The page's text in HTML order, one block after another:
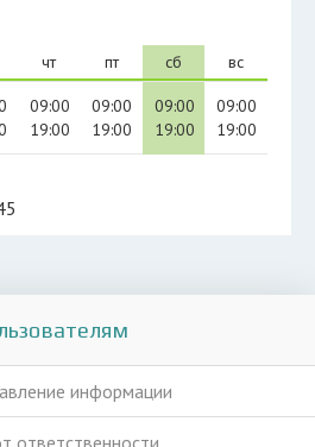
чт
09:00
19:00
пт
09:00
19:00
сб
09:00
19:00
вс
09:00
19:00
информации
ответственности